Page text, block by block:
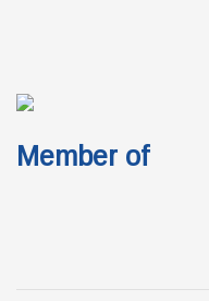
Member of